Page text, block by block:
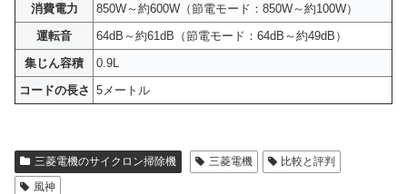
消費電力
850W～約600W（節電モード：850W～約100W）
運転音
64dB～約61dB（節電モード：64dB～約49dB）
集じん容積
0.9L
コードの長さ 5メートル
三菱電機のサイクロン掃除機 三菱電機
比較と評判
風神